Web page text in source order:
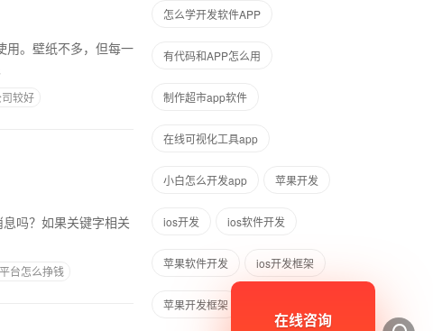
较好
台怎么挣钱
怎么学开发软件APP
有代码和APP怎么用
制作超市app软件
在线可视化工具app
小白怎么开发app 苹果开发
ios开发 ios软件开发
苹果软件开发 ios开发框架
苹果开发框架
在线咨询